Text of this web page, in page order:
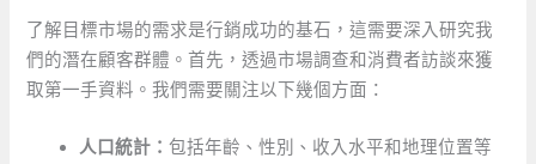
了解目標市場的需求是行銷成功的基石，這需要深入研究我
們的潛在顧客群體。首先，透過市場調查和消費者訪談來獲
取第一手資料。我們需要關注以下幾個方面：
人口統計：包括年齡、性別、收入水平和地理位置等